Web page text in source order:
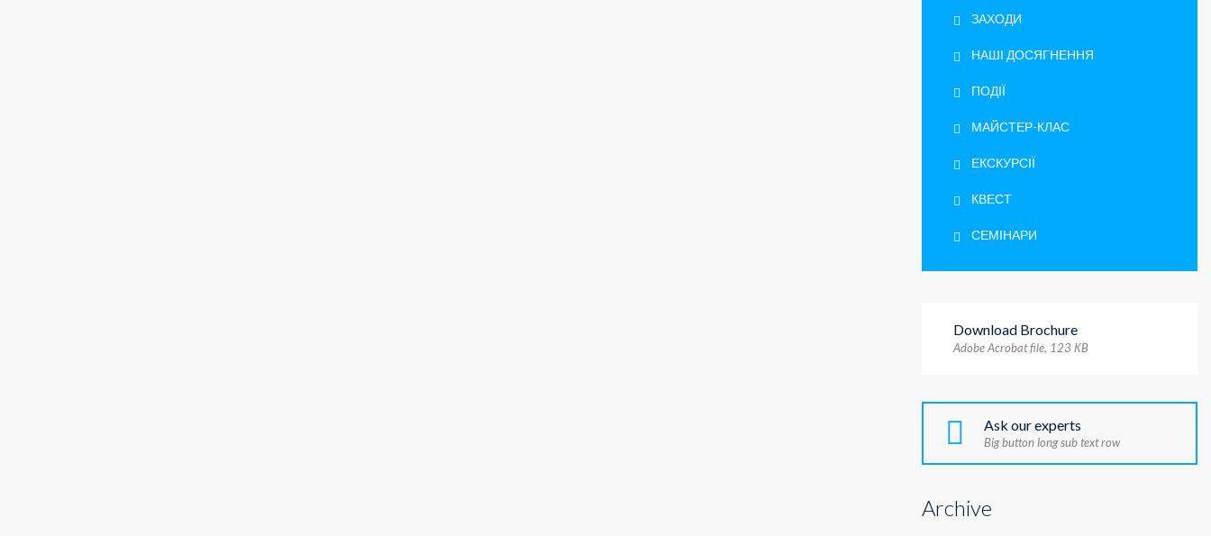
ЗАХОДИ
НАШІ ДОСЯГНЕННЯ
ПОДІЇ
МАЙСТЕР-КЛАС
ЕКСКУРСІЇ
КВЕСТ
СЕМІНАРИ
Download Brochure
Adobe Acrobat file, 123 КB
Ask our experts
Big button long sub text row
Archive